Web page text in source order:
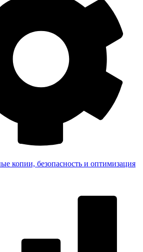
копии, безопасность и оптимизация